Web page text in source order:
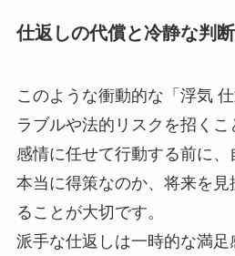
仕返しの代償と冷静な判
このような衝動的な「浮気
ラブルや法的リスクを招くこ
感情に任せて行動する前に
本当に得策なのか、将来を
ることが大切です。
派手な仕返しは一時的な満